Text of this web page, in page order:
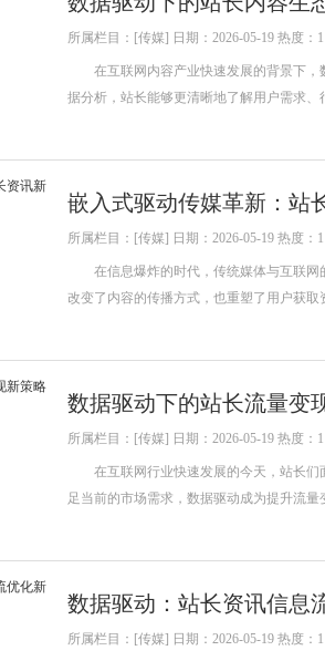
所属栏目：[传媒] 日期：2026-05-19 热度：1
在互联网内容产业快速发展的背景下，
据分析，站长能够更清晰地了解用户需求
嵌入式驱动传媒革新：站
所属栏目：[传媒] 日期：2026-05-19 热度：1
在信息爆炸的时代，传统媒体与互联网
改变了内容的传播方式，也重塑了用户获
数据驱动下的站长流量变
所属栏目：[传媒] 日期：2026-05-19 热度：1
在互联网行业快速发展的今天，站长们
足当前的市场需求，数据驱动成为提升流
数据驱动：站长资讯信息
所属栏目：[传媒] 日期：2026-05-19 热度：1